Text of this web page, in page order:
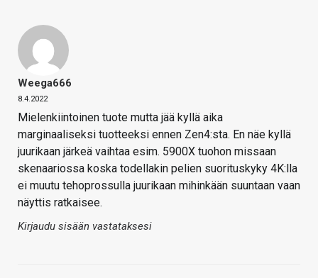
Weega666
8.4.2022
Mielenkiintoinen tuote mutta jää kyllä aika
marginaaliseksi tuotteeksi ennen Zen4:sta. En näe kyllä
juurikaan järkeä vaihtaa esim. 5900X tuohon missaan
skenaariossa koska todellakin pelien suorituskyky 4K:lla
ei muutu tehoprossulla juurikaan mihinkään suuntaan vaan
näyttis ratkaisee.
Kirjaudu sisään vastataksesi